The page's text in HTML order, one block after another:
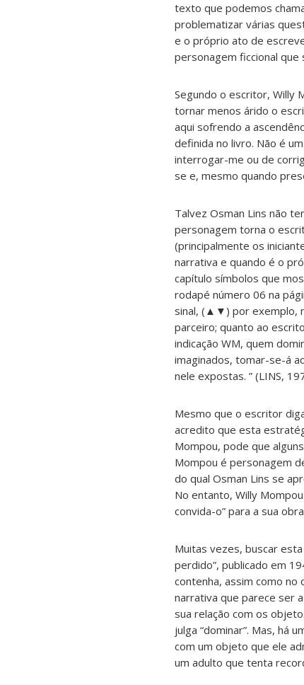
texto que podemos
problematizar várias
e o próprio ato de
personagem ficcional
Segundo o escritor, Willy
tornar menos árido o
aqui sofrendo a
definida no livro. Não é
interrogar-me ou de
se e, mesmo quando
Talvez Osman Lins não
personagem torna o
(principalmente os
narrativa e quando é o
capítulo símbolos que
rodapé número 06 na
sinal, (▲▼) por exemplo,
parceiro; quanto ao
indicação WM, quem
imaginados, tomar-se-á
nele expostas. ” (LINS,
Mesmo que o escritor
acredito que esta
Mompou, pode que
Mompou é personagem
do qual Osman Lins se
No entanto, Willy
convida-o” para a sua
Muitas vezes, buscar
perdido”, publicado em
contenha, assim como
narrativa que parece ser
sua relação com os
julga “dominar”. Mas, há
com um objeto que ele
um adulto que tenta